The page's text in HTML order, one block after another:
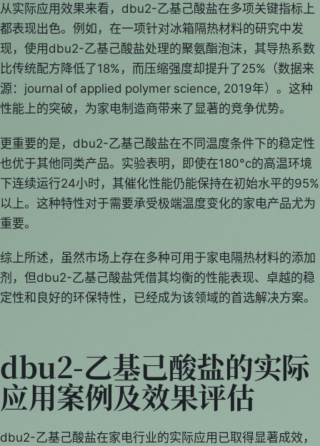
从实际应用效果来看，dbu2-乙基己酸盐在多项关键指标上
都表现出色。例如，在一项针对冰箱隔热材料的研究中发
现，使用dbu2-乙基己酸盐处理的聚氨酯泡沫，其导热系数
比传统配方降低了18%，而压缩强度却提升了25%（数据来
源：journal of applied polymer science, 2019年）。这种
性能上的突破，为家电制造商带来了显著的竞争优势。
更重要的是，dbu2-乙基己酸盐在不同温度条件下的稳定性
也优于其他同类产品。实验表明，即使在180°c的高温环境
下连续运行24小时，其催化性能仍能保持在初始水平的95%
以上。这种特性对于需要承受极端温度变化的家电产品尤为
重要。
综上所述，虽然市场上存在多种可用于家电隔热材料的添加
剂，但dbu2-乙基己酸盐凭借其均衡的性能表现、卓越的稳
定性和良好的环保特性，已经成为该领域的首选解决方案。
dbu2-乙基己酸盐的实际
应用案例及效果评估
dbu2-乙基己酸盐在家电行业的实际应用已取得显著成效，